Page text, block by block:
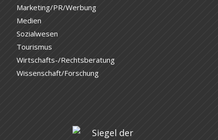
Marketing/PR/Werbung
Medien
Sozialwesen
Tourismus
Wirtschafts-/Rechtsberatung
Wissenschaft/Forschung